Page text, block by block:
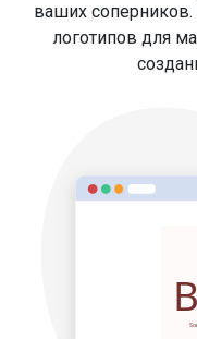
ваших
логотипов для